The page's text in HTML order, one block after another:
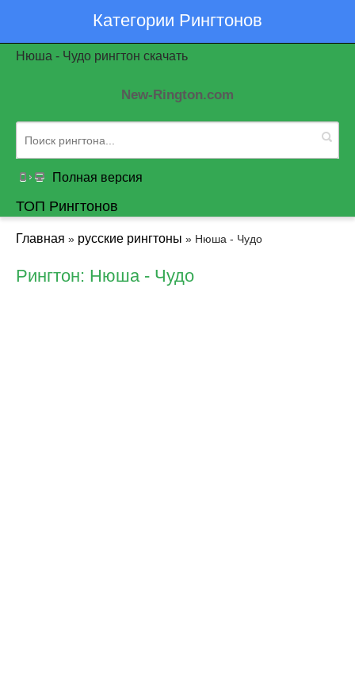
Категории Рингтонов
Нюша - Чудо рингтон скачать
New-Rington.com
Полная версия
ТОП Рингтонов
Главная » русские рингтоны » Нюша - Чудо
Рингтон: Нюша - Чудо